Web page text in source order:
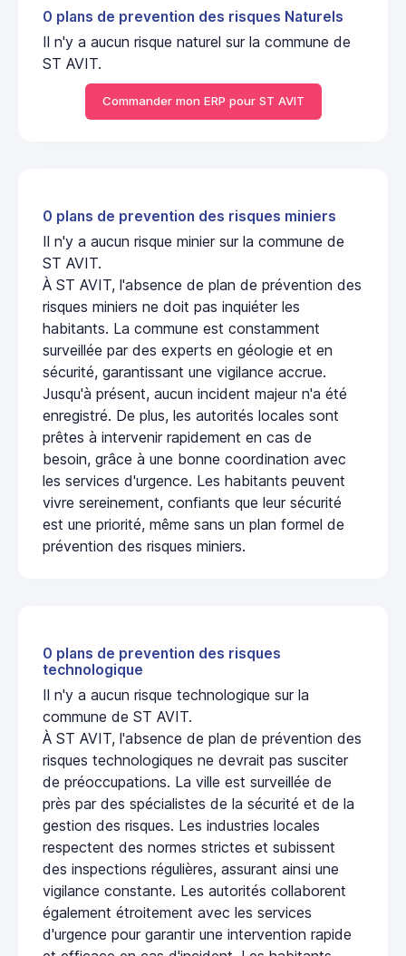
0 plans de prevention des risques Naturels
Il n'y a aucun risque naturel sur la commune de
ST AVIT.
Commander mon ERP pour ST AVIT
0 plans de prevention des risques miniers
Il n'y a aucun risque minier sur la commune de
ST AVIT.
À ST AVIT, l'absence de plan de prévention des
risques miniers ne doit pas inquiéter les
habitants. La commune est constamment
surveillée par des experts en géologie et en
sécurité, garantissant une vigilance accrue.
Jusqu'à présent, aucun incident majeur n'a été
enregistré. De plus, les autorités locales sont
prêtes à intervenir rapidement en cas de
besoin, grâce à une bonne coordination avec
les services d'urgence. Les habitants peuvent
vivre sereinement, confiants que leur sécurité
est une priorité, même sans un plan formel de
prévention des risques miniers.
0 plans de prevention des risques
technologique
Il n'y a aucun risque technologique sur la
commune de ST AVIT.
À ST AVIT, l'absence de plan de prévention des
risques technologiques ne devrait pas susciter
de préoccupations. La ville est surveillée de
près par des spécialistes de la sécurité et de la
gestion des risques. Les industries locales
respectent des normes strictes et subissent
des inspections régulières, assurant ainsi une
vigilance constante. Les autorités collaborent
également étroitement avec les services
d'urgence pour garantir une intervention rapide